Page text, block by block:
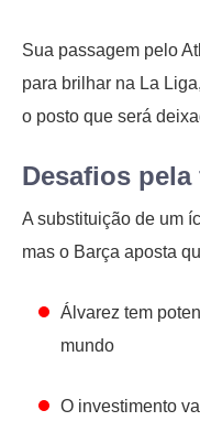
Sua passagem pelo
para brilhar na La
o posto que será
Desafios pela
A substituição de um
mas o Barça aposta
Álvarez tem
mundo
O investimento